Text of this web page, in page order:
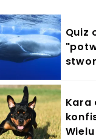
Quiz
Kara